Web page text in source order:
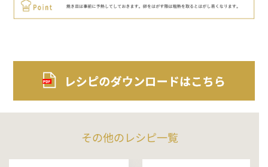
その他のレシピ一覧